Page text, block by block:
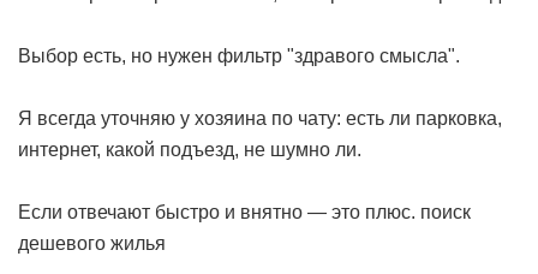
Выбор есть, но нужен фильтр "здравого смысла".
Я всегда уточняю у хозяина по чату: есть ли парковка,
интернет, какой подъезд, не шумно ли.
Если отвечают быстро и внятно — это плюс. поиск
дешевого жилья